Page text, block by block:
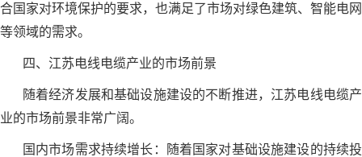
合国家对环境保护的要求，也满足了市场对绿色建筑、智能电网
等领域的需求。
四、江苏电线电缆产业的市场前景
随着经济发展和基础设施建设的不断推进，江苏电线电缆产
业的市场前景非常广阔。
国内市场需求持续增长：随着国家对基础设施建设的持续投